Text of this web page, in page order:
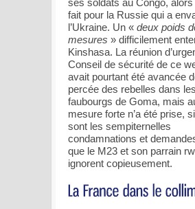
ses soldats au Congo, alors
fait pour la Russie qui a
l’Ukraine. Un « deux poids
mesures » difficilement
Kinshasa. La réunion
Conseil de sécurité de ce
avait pourtant été avancée
percée des rebelles dans les
faubourgs de Goma, mais
mesure forte n’a été prise,
sont les sempiternelles
condamnations et
que le M23 et son parrain
ignorent copieusement.